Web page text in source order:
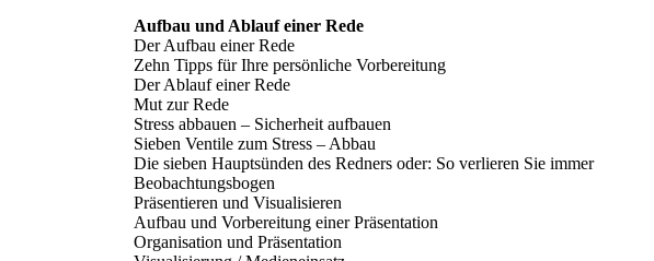
Aufbau und Ablauf einer Rede
Der Aufbau einer Rede
Zehn Tipps für Ihre persönliche Vorbereitung
Der Ablauf einer Rede
Mut zur Rede
Stress abbauen – Sicherheit aufbauen
Sieben Ventile zum Stress – Abbau
Die sieben Hauptsünden des Redners oder: So verlieren Sie immer
Beobachtungsbogen
Präsentieren und Visualisieren
Aufbau und Vorbereitung einer Präsentation
Organisation und Präsentation